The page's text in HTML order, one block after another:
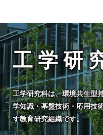
工学研
工学研究科は、環境共生型
学知識・基盤技術・応用技
す教育研究組織です。